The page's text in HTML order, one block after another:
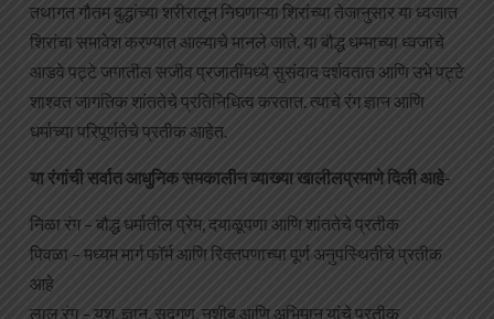
तथागत गौतम बुद्धांच्या शरीरातून निघणाऱ्या शिरांच्या तेजानुसार या ध्वजात
शिरांचा समावेश करण्यात आल्याचे मानले जाते. या बौद्ध धम्माच्या ध्वजाचे
आडवे पट्टे जगातील सजीव प्रजातींमध्ये सुसंवाद दर्शवतात आणि उभे पट्टे
शाश्वत जागतिक शांततेचे प्रतिनिधित्व करतात. त्याचे रंग ज्ञान आणि
धर्माच्या परिपूर्णतेचे प्रतीक आहेत.
या रंगांची सर्वात आधुनिक समकालीन व्याख्या खालीलप्रमाणे दिली आहे-
निळा रंग – बौद्ध धर्मातील प्रेम, दयाळूपणा आणि शांततेचे प्रतीक
पिवळा – मध्यम मार्ग फॉर्म आणि रिक्तपणाच्या पूर्ण अनुपस्थितीचे प्रतीक
आहे
लाल रंग – यश, ज्ञान, सद्गुण, नशीब आणि अभिमान यांचे प्रतीक